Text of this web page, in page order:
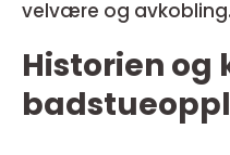
velvære og avkobling.
Historien